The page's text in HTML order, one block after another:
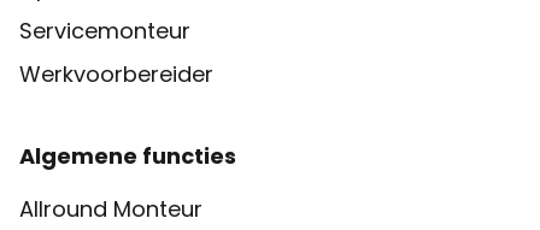
Servicemonteur
Werkvoorbereider
Algemene functies
Allround Monteur